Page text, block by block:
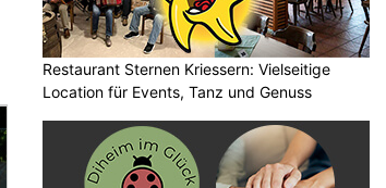
Restaurant Sternen Kriessern: Vielseitige
Location für Events, Tanz und Genuss